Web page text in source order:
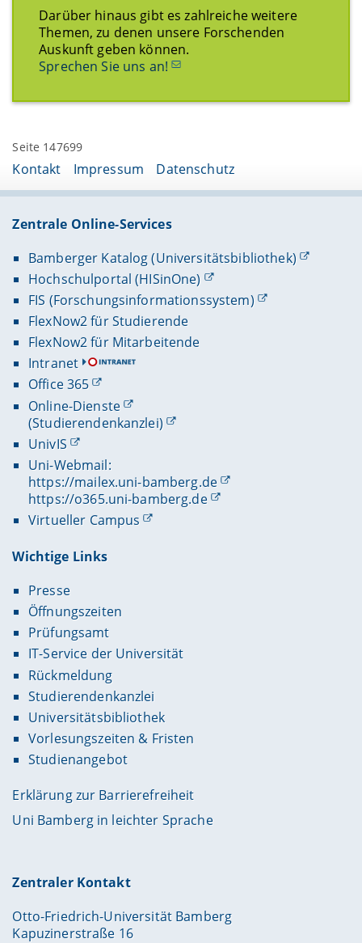
Darüber hinaus gibt es zahlreiche weitere
Themen, zu denen unsere Forschenden
Auskunft geben können.
Sprechen Sie uns an!
Seite 147699
Kontakt Impressum Datenschutz
Zentrale Online-Services
Bamberger Katalog (Universitätsbibliothek)
Hochschulportal (HISinOne)
FIS (Forschungsinformationssystem)
FlexNow2 für Studierende
FlexNow2 für Mitarbeitende
Intranet
Office 365
Online-Dienste
(Studierendenkanzlei)
UnivIS
Uni-Webmail:
https://mailex.uni-bamberg.de
https://o365.uni-bamberg.de
Virtueller Campus
Wichtige Links
Presse
Öffnungszeiten
Prüfungsamt
IT-Service der Universität
Rückmeldung
Studierendenkanzlei
Universitätsbibliothek
Vorlesungszeiten & Fristen
Studienangebot
Erklärung zur Barrierefreiheit
Uni Bamberg in leichter Sprache
Zentraler Kontakt
Otto-Friedrich-Universität Bamberg
Kapuzinerstraße 16